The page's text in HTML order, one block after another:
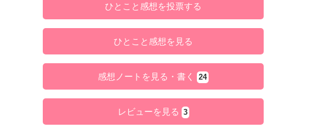
ひとこと感想を投票する
ひとこと感想を見る
感想ノートを見る・書く 24
レビューを見る 3